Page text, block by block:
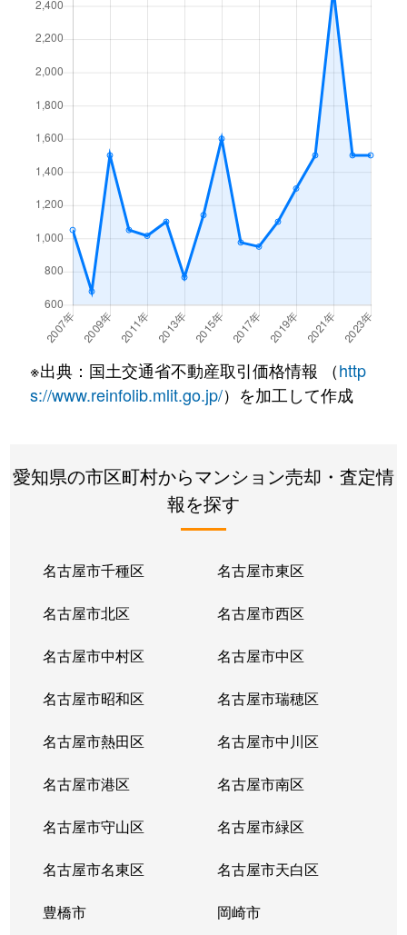
※出典：国土交通省不動産取引価格情報 （http
s://www.reinfolib.mlit.go.jp/）を加工して作成
愛知県の市区町村からマンション売却・査定情
報を探す
名古屋市千種区 名古屋市東区
名古屋市北区 名古屋市西区
名古屋市中村区 名古屋市中区
名古屋市昭和区 名古屋市瑞穂区
名古屋市熱田区 名古屋市中川区
名古屋市港区 名古屋市南区
名古屋市守山区 名古屋市緑区
名古屋市名東区 名古屋市天白区
豊橋市 岡崎市